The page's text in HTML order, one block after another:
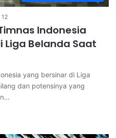
12
Indonesia
Belanda Saat
yang bersinar di Liga
dan potensinya yang